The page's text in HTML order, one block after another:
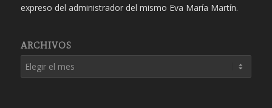
expreso del administrador del mismo Eva María Martín.
ARCHIVOS